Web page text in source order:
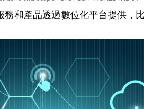
務和產品透過數位化平台提供，